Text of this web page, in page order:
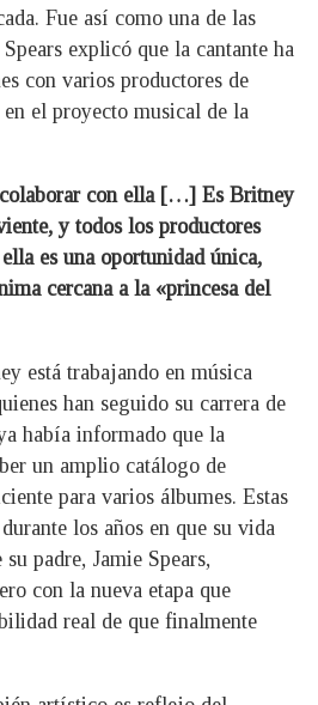
Fue así como una de las
explicó que la cantante ha
con varios productores de
el proyecto musical de la
con ella […] Es Britney
y todos los productores
es una oportunidad única,
cercana a la «princesa del
está trabajando en música
han seguido su carrera de
había informado que la
un amplio catálogo de
para varios álbumes. Estas
los años en que su vida
padre, Jamie Spears,
con la nueva etapa que
real de que finalmente